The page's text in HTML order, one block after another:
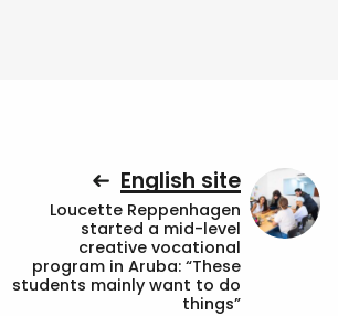
English site
Loucette Reppenhagen
started a mid-level
creative vocational
program in Aruba: “These
students mainly want to do
things”